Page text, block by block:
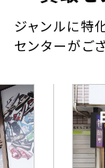
ジャンルに特
センターがご